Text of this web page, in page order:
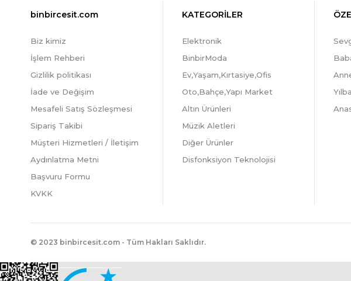
binbircesit.com
Biz kimiz
İşlem Rehberi
Gizlilik politikası
İade ve Değişim
Mesafeli Satış Sözleşmesi
Sipariş Takibi
Müşteri Hizmetleri / İletişim
Aydınlatma Metni
Başvuru Formu
KVKK
KATEGORİLER
Elektronik
BinbirModa
Ev,Yaşam,Kırtasiye,Ofis
Oto,Bahçe,Yapı Market
Altın Ürünleri
Müzik Aletleri
Diğer Ürünler
Disfonksiyon Teknolojisi
© 2023 binbircesit.com - Tüm Hakları Saklıdır.